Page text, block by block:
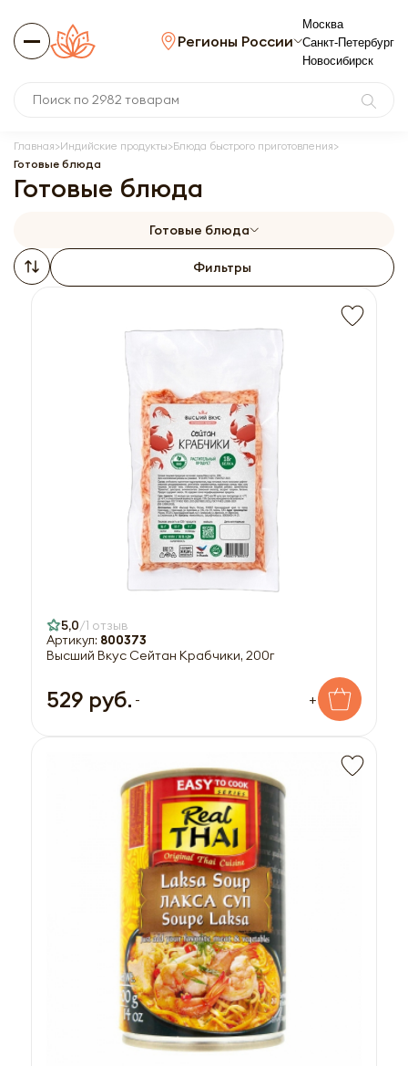
Регионы России
Москва
Санкт-Петербург
Новосибирск
Главная Индийские продукты Блюда быстрого приготовления
Готовые блюда
Готовые блюда
Готовые блюда
Фильтры
5,0 1 отзыв
Артикул: 800373
Высший Вкус Сейтан Крабчики, 200г
529 руб. - +